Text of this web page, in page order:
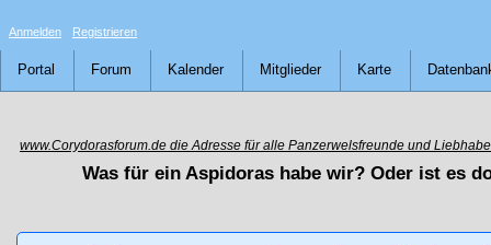
Anmelden Registrieren
Portal Forum Kalender Mitglieder Karte
www.Corydorasforum.de die Adresse für alle Panzerwelsfreunde und
Was für ein Aspidoras habe wir? Oder ist es